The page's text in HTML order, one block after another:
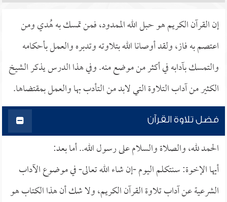
إن القرآن الكريم هو حبل الله الممدود، فمن تمسك به هُدي ومن
اعتصم به فاز، ولقد أوصانا الله بتلاوته وتدبره والعمل بأحكامه
والتمسك بآدابه في أكثر من موضع منه. وفي هذا الدرس يذكر الشيخ
الكثير من آداب التلاوة التي لابد من التأدب بها والعمل بمقتضاها.
فضل تلاوة القرآن
الحمد لله، والصلاة والسلام على رسول الله.. أما بعد:
أيها الإخوة: سنتكلم اليوم -إن شاء الله تعالى- في موضوع الآداب
الشرعية عن آداب تلاوة القرآن الكريم، ولا شك أن هذا الكتاب هو